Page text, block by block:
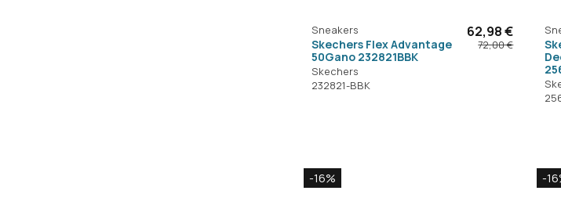
Sneakers
Skechers Flex Advantage
50Gano 232821BBK
Skechers
232821-BBK
62,98 €
72,00 €
-16% -